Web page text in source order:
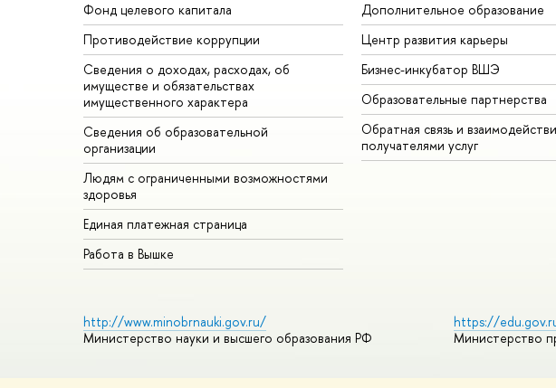
Фонд целевого капитала
Противодействие коррупции
Сведения о доходах, расходах, об
имуществе и обязательствах
имущественного характера
Сведения об образовательной
организации
Людям с ограниченными возможностями
здоровья
Единая платежная страница
Работа в Вышке
Дополнительное образование
Центр развития карьеры
Бизнес-инкубатор ВШЭ
Образовательные партнерства
Обратная связь и
получателями услуг
http://www.minobrnauki.gov.ru/
Министерство науки и высшего образования РФ
https://
Министерство